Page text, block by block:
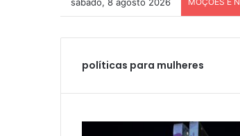
políticas para mulheres